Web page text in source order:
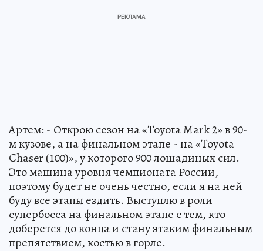
Артем: - Открою сезон на «Toyota Mark 2» в 90-
м кузове, а на финальном этапе - на «Toyota
Chaser (100)», у которого 900 лошадиных сил.
Это машина уровня чемпионата России,
поэтому будет не очень честно, если я на ней
буду все этапы ездить. Выступлю в роли
супербосса на финальном этапе с тем, кто
доберется до конца и стану этаким финальным
препятствием, костью в горле.